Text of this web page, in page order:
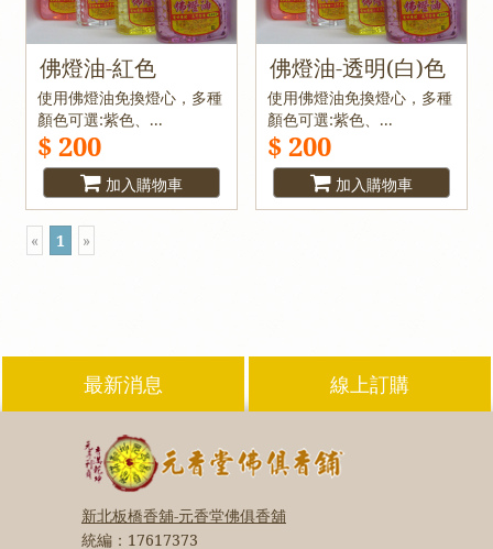
佛燈油-紅色
使用佛燈油免換燈心，多種
顏色可選:紫色、...
$ 200
加入購物車
佛燈油-透明(白)色
使用佛燈油免換燈心，多種
顏色可選:紫色、...
$ 200
加入購物車
« 1 »
最新消息 線上訂購
新北板橋香舖-元香堂佛俱香舖
統編： 17617373